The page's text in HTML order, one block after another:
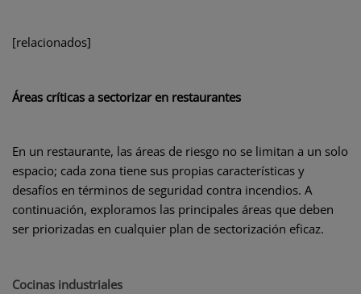
[relacionados]
Áreas críticas a sectorizar en restaurantes
En un restaurante, las áreas de riesgo no se limitan a un solo
espacio; cada zona tiene sus propias características y
desafíos en términos de seguridad contra incendios. A
continuación, exploramos las principales áreas que deben
ser priorizadas en cualquier plan de sectorización eficaz.
Cocinas industriales